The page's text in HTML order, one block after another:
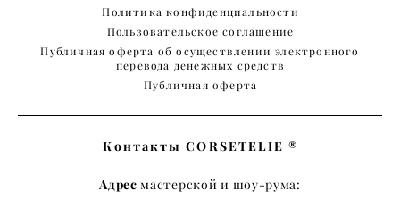
Политика конфиденциальности
Пользовательское соглашение
Публичная оферта об осуществлении электронного
перевода денежных средств
Публичная оферта
Контакты CORSETELIE ®
Адресмастерской и шоу-рума: